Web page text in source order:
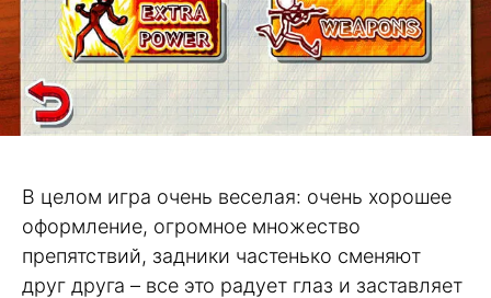
В целом игра очень веселая: очень хорошее
оформление, огромное множество
препятствий, задники частенько сменяют
друг друга – все это радует глаз и заставляет